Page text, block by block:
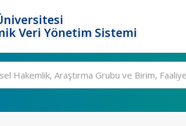
Veri Yönetim Sistemi